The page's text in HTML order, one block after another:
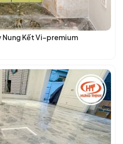
Nung Kết Vi-premium